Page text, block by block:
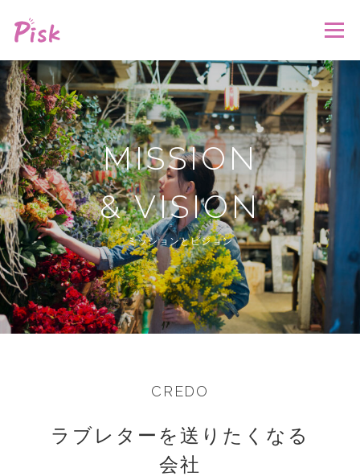
ツ
へ
ス
キ
ッ
プ
メニュー
メッセージ ミッション 会社概要 トピックス
採用情報 お問い合わせ
MISSION
& VISION
ミッションとビジョン
CREDO
ラブレターを送りたくなる
会社